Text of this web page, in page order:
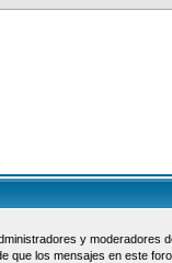
y moderadores
que los mensajes en este